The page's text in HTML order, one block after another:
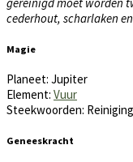
cederhout, scharlaken en
Magie
Planeet: Jupiter
Element: Vuur
Steekwoorden:
Geneeskracht